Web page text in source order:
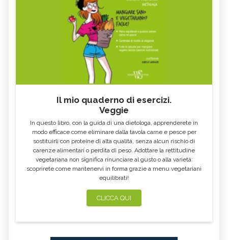
Il mio quaderno di esercizi.
Veggie
In questo libro, con la guida di una dietologa, apprenderete in
modo efficace come eliminare dalla tavola carne e pesce per
sostituirli con proteine di alta qualità, senza alcun rischio di
carenze alimentari o perdita di peso. Adottare la rettitudine
vegetariana non significa rinunciare al gusto o alla varietà:
scoprirete come mantenervi in forma grazie a menu vegetariani
equilibrati!
CLICCA QUI